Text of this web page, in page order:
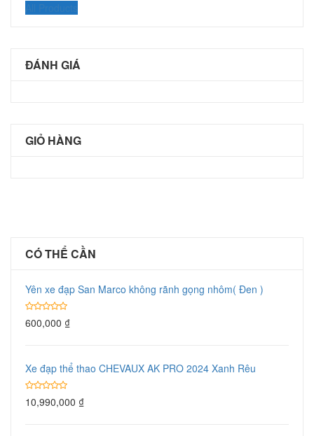
ĐÁNH GIÁ
GIỎ HÀNG
CÓ THỂ CẦN
Yên xe đạp San Marco không rãnh gọng nhôm( Đen )
600,000 ₫
Xe đạp thể thao CHEVAUX AK PRO 2024 Xanh Rêu
10,990,000 ₫